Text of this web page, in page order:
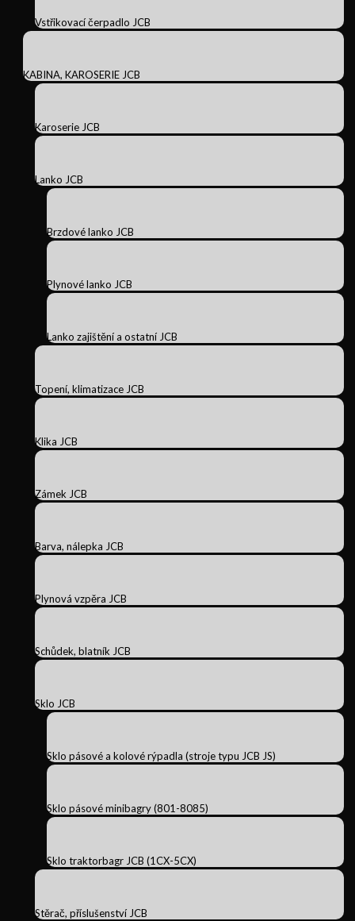
Vstřikovací čerpadlo JCB
KABINA, KAROSERIE JCB
Karoserie JCB
Lanko JCB
Brzdové lanko JCB
Plynové lanko JCB
Lanko zajištění a ostatní JCB
Topení, klimatizace JCB
Klika JCB
Zámek JCB
Barva, nálepka JCB
Plynová vzpěra JCB
Schůdek, blatník JCB
Sklo JCB
Sklo pásové a kolové rýpadla (stroje typu JCB JS)
Sklo pásové minibagry (801-8085)
Sklo traktorbagr JCB (1CX-5CX)
Stěrač, příslušenství JCB